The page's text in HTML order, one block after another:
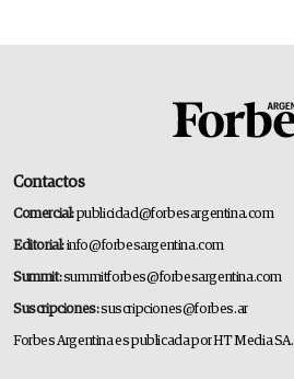
Contactos
Comercial:publicidad@forbesargentina.com
Editorial:info@forbesargentina.com
Summit:summitforbes@forbesargentina.com
Suscripciones:suscripciones@forbes.ar
Forbes Argentina es publicada por HT Media SA.